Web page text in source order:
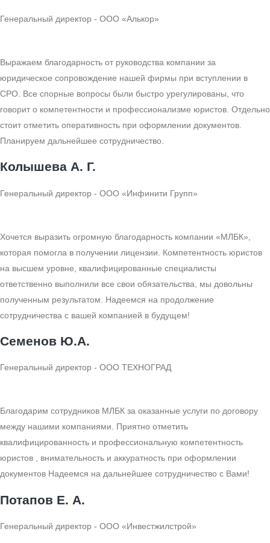
Генеральный директор - ООО «Алькор»
Выражаем благодарность от руководства компании за
юридическое сопровождение нашей фирмы при вступлении в
СРО. Все спорные вопросы были быстро урегулированы, что
говорит о компетентности и профессионализме юристов. Отдельно
стоит отметить оперативность при оформлении документов.
Планируем дальнейшее сотрудничество.
Колышева А. Г.
Генеральный директор - ООО «Инфинити Групп»
Хочется выразить огромную благодарность компании «МЛБК»,
которая помогла в получении лицензии. Компетентность юристов
на высшем уровне, квалифицированные специалисты
ответственно выполнили все свои обязательства, мы довольны
полученным результатом. Надеемся на продолжение
сотрудничества с вашей компанией в будущем!
Семенов Ю.А.
Генеральный директор - ООО ТЕХНОГРАД
Благодарим сотрудников МЛБК за оказанные услуги по договору
между нашими компаниями. Приятно отметить
квалифицированность и профессиональную компетентность
юристов , внимательность и аккуратность при оформлении
документов Надеемся на дальнейшее сотрудничество с Вами!
Потапов Е. А.
Генеральный директор - ООО «Инвестжилстрой»